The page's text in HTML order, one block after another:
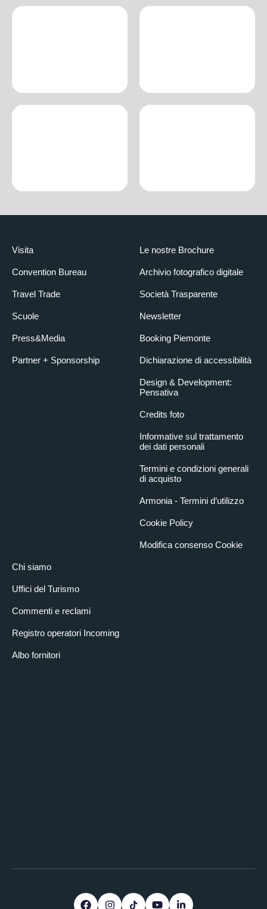
Visita
Convention Bureau
Travel Trade
Scuole
Press&Media
Partner + Sponsorship
Chi siamo
Uffici del Turismo
Commenti e reclami
Registro operatori Incoming
Albo fornitori
Le nostre Brochure
Archivio fotografico digitale
Società Trasparente
Newsletter
Booking Piemonte
Dichiarazione di accessibilità
Design & Development:
Pensativa
Credits foto
Informative sul trattamento
dei dati personali
Termini e condizioni generali
di acquisto
Armonia - Termini d’utilizzo
Cookie Policy
Modifica consenso Cookie